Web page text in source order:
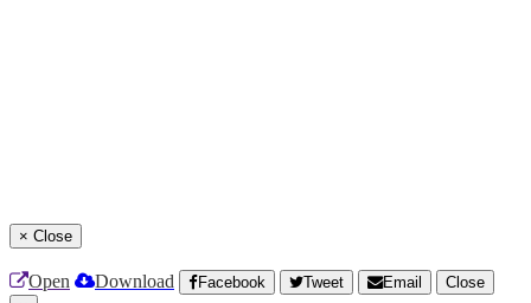
× Close
Open Download Facebook Tweet Email
Close